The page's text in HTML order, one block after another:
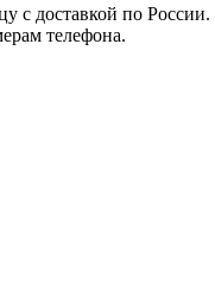
с доставкой по России.
телефона.